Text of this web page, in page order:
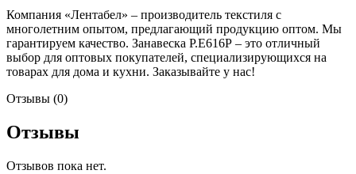
Компания «Лентабел» – производитель текстиля с
многолетним опытом, предлагающий продукцию оптом. Мы
гарантируем качество. Занавеска Р.Е616Р – это отличный
выбор для оптовых покупателей, специализирующихся на
товарах для дома и кухни. Заказывайте у нас!
Отзывы (0)
Отзывы
Отзывов пока нет.